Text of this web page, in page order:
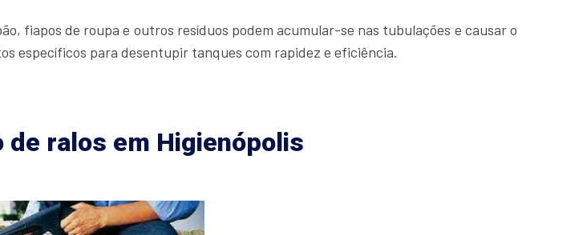
fiapos de roupa e outros resíduos podem acumular-se nas tubulações e causar o
específicos para desentupir tanques com rapidez e eficiência.
de ralos em Higienópolis